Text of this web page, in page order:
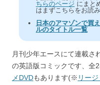
ちらのページ にまと
はまずこちらをお読み
日本のアマゾンで買
ルのタイトル一覧
月刊少年エースにて連載さ
の英語版コミックです、全
メDVDもあります(※ リー